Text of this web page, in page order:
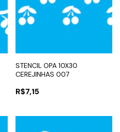
STENCIL OPA 10X30
CEREJINHAS 007
R$7,15